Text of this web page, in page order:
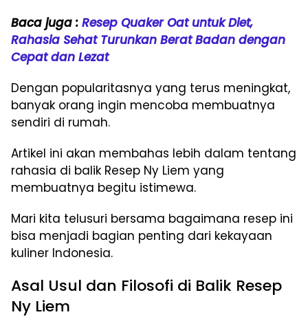
Baca juga : Resep Quaker Oat untuk Diet,
Rahasia Sehat Turunkan Berat Badan dengan
Cepat dan Lezat
Dengan popularitasnya yang terus meningkat,
banyak orang ingin mencoba membuatnya
sendiri di rumah.
Artikel ini akan membahas lebih dalam tentang
rahasia di balik Resep Ny Liem yang
membuatnya begitu istimewa.
Mari kita telusuri bersama bagaimana resep ini
bisa menjadi bagian penting dari kekayaan
kuliner Indonesia.
Asal Usul dan Filosofi di Balik Resep
Ny Liem